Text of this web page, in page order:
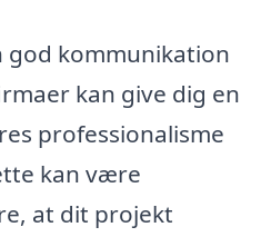
god kommunikation
kan give dig en
professionalisme
kan være
at dit projekt